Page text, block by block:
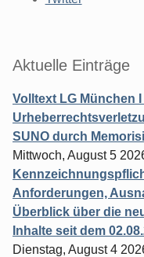
Aktuelle Einträge
Volltext LG München
SUNO durch
Mittwoch, August 5
Anforderungen,
Überblick über die
Inhalte seit dem
Dienstag, August 4